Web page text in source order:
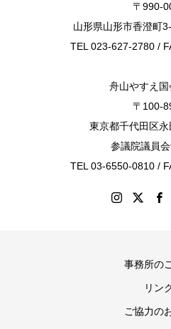
〒990-
山形県山形市香澄町
TEL 023-627-2780 /
舟山やすえ
〒100-
東京都千代田区
参議院議員
TEL 03-6550-0810 /
事務所の
リン
ご協力の